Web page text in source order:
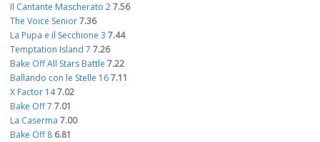
Il Cantante Mascherato 27.56
The Voice Senior7.36
La Pupa e il Secchione 3 7.44
Temptation Island 7 7.26
Bake Off All Stars Battle 7.22
Ballando con le Stelle 167.11
X Factor 147.02
Bake Off 7 7.01
La Caserma 7.00
Bake Off 8 6.81